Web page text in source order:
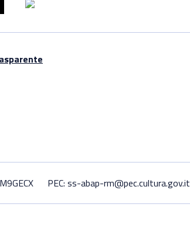
PEC: ss-abap-rm@pec.cultura.gov.it